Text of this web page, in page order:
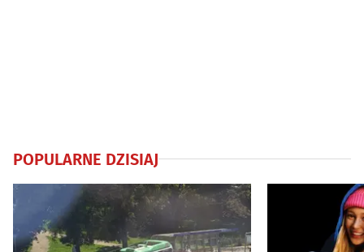
POPULARNE DZISIAJ